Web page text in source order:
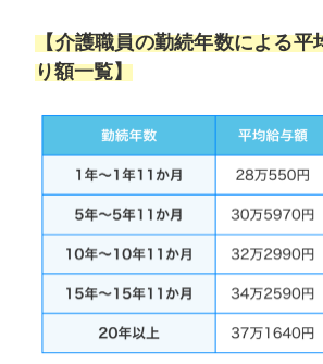
【介護職員の勤続年数による平
り額一覧】